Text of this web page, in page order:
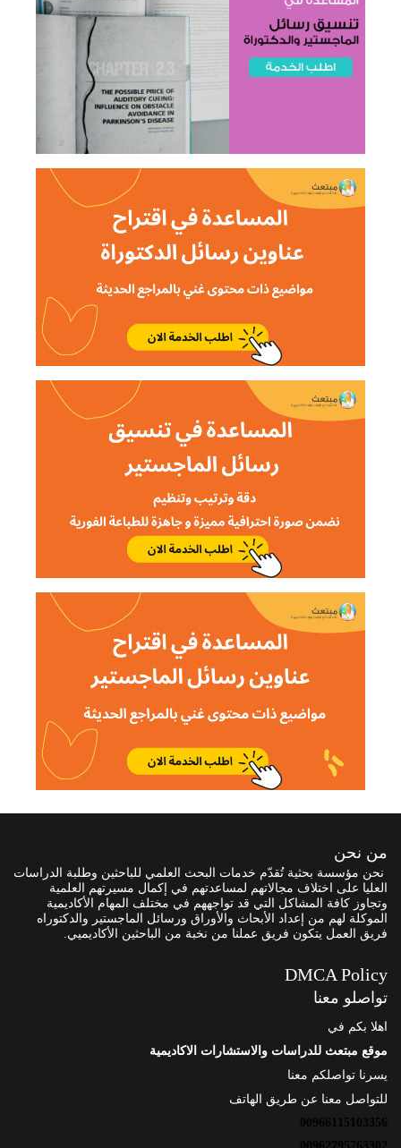
من نحن
نحن مؤسسة بحثية تُقدّم خدمات البحث العلمي للباحثين وطلبة الدراسات
العليا على اختلاف مجالاتهم لمساعدتهم في إكمال مسيرتهم العلمية
وتجاوز كافة المشاكل التي قد تواجههم في مختلف المهام الأكاديمية
الموكلة لهم من إعداد الأبحاث والأوراق ورسائل الماجستير والدكتوراه
فريق العمل يتكون فريق عملنا من نخبة من الباحثين الأكاديميي.
DMCA Policy
تواصلو معنا
اهلا بكم في
موقع مبتعث للدراسات والاستشارات الاكاديمية
يسرنا تواصلكم معنا
للتواصل معنا عن طريق الهاتف
00966115103356